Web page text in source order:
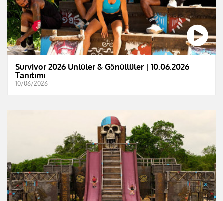
Survivor 2026 Ünlüler & Gönüllüler | 10.06.2026
Tanıtımı
10/06/2026